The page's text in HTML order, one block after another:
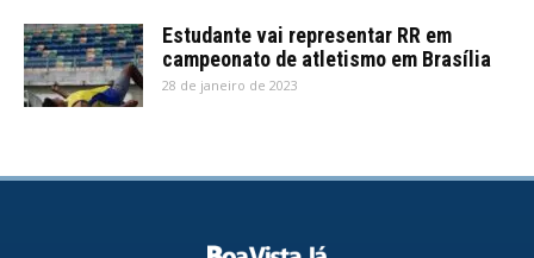
Estudante vai representar RR em
campeonato de atletismo em Brasília
28 de janeiro de 2023